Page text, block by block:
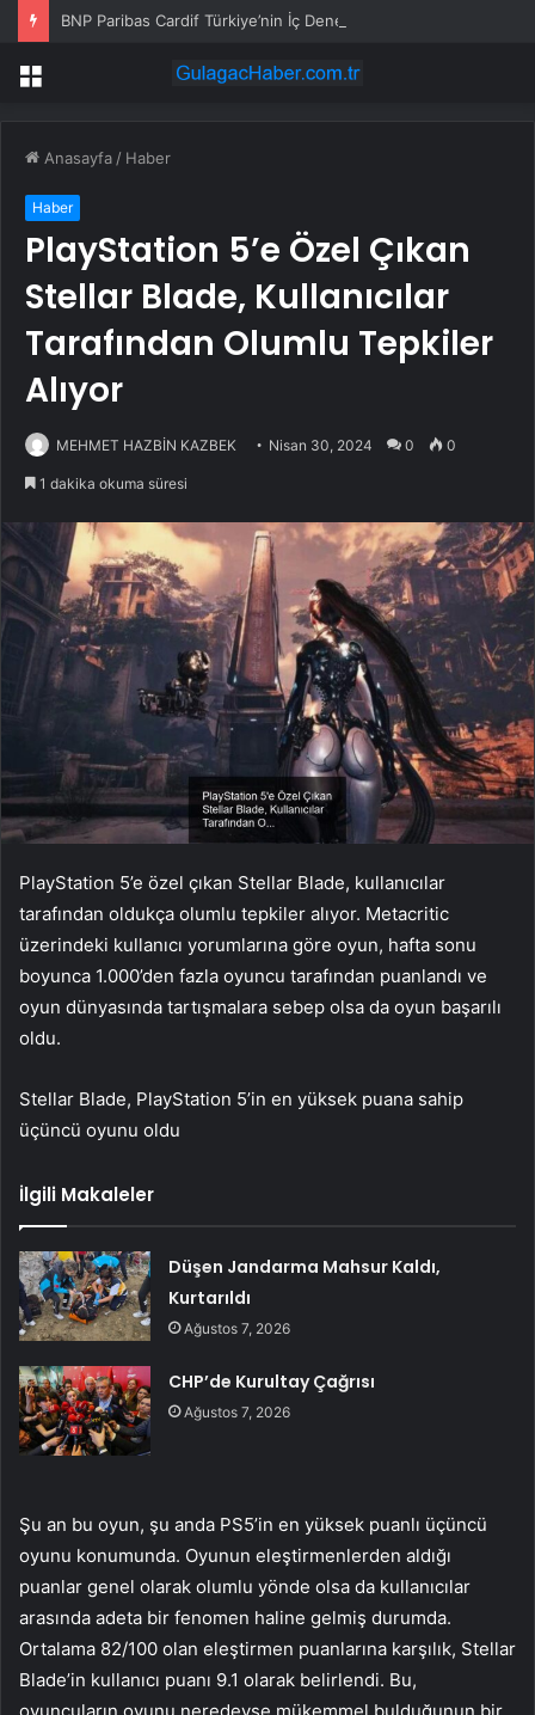
Menü
Anasayfa / Haber
Haber
PlayStation 5’e Özel Çıkan
Stellar Blade, Kullanıcılar
Tarafından Olumlu Tepkiler
Alıyor
MEHMET HAZBİN KAZBEK Nisan 30, 2024 0 0
1 dakika okuma süresi
PlayStation 5’e özel çıkan Stellar Blade, kullanıcılar
tarafından oldukça olumlu tepkiler alıyor. Metacritic
üzerindeki kullanıcı yorumlarına göre oyun, hafta sonu
boyunca 1.000’den fazla oyuncu tarafından puanlandı ve
oyun dünyasında tartışmalara sebep olsa da oyun başarılı
oldu.
Stellar Blade, PlayStation 5’in en yüksek puana sahip
üçüncü oyunu oldu
İlgili Makaleler
Düşen Jandarma Mahsur Kaldı,
Kurtarıldı
Ağustos 7, 2026
CHP’de Kurultay Çağrısı
Ağustos 7, 2026
Şu an bu oyun, şu anda PS5’in en yüksek puanlı üçüncü
oyunu konumunda. Oyunun eleştirmenlerden aldığı
puanlar genel olarak olumlu yönde olsa da kullanıcılar
arasında adeta bir fenomen haline gelmiş durumda.
Ortalama 82/100 olan eleştirmen puanlarına karşılık, Stellar
Blade’in kullanıcı puanı 9.1 olarak belirlendi. Bu,